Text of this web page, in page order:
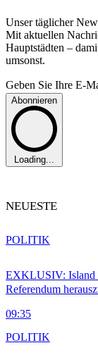
Unser täglicher
Mit aktuellen
Hauptstädten –
umsonst.
Geben Sie Ihre E-
Abonnieren
Loading...
NEUESTE
EXKLUSIV: Island
Referendum
09:35
POLITIK
POLITIK